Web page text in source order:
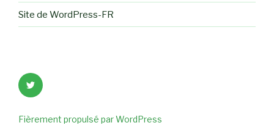
Site de WordPress-FR
Élément
de
Fièrement propulsé par WordPress